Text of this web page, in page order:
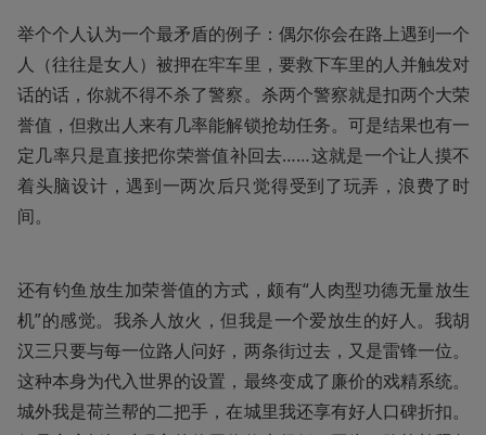
举个个人认为一个最矛盾的例子：偶尔你会在路上遇到一个
人（往往是女人）被押在牢车里，要救下车里的人并触发对
话的话，你就不得不杀了警察。杀两个警察就是扣两个大荣
誉值，但救出人来有几率能解锁抢劫任务。可是结果也有一
定几率只是直接把你荣誉值补回去……这就是一个让人摸不
着头脑设计，遇到一两次后只觉得受到了玩弄，浪费了时
间。
还有钓鱼放生加荣誉值的方式，颇有“人肉型功德无量放生
机”的感觉。我杀人放火，但我是一个爱放生的好人。我胡
汉三只要与每一位路人问好，两条街过去，又是雷锋一位。
这种本身为代入世界的设置，最终变成了廉价的戏精系统。
城外我是荷兰帮的二把手，在城里我还享有好人口碑折扣。